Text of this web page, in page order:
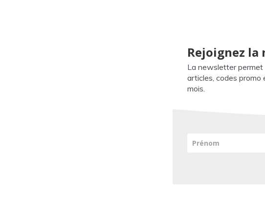
Rejoignez
La newsletter permet
articles, codes promo
mois.